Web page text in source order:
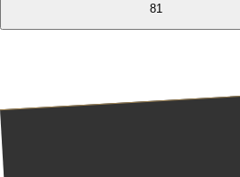
81